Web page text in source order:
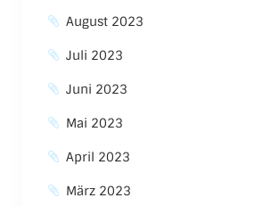
August 2023
Juli 2023
Juni 2023
Mai 2023
April 2023
März 2023